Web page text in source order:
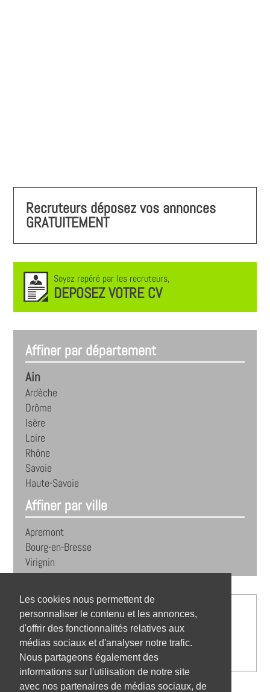
Les cookies nous permettent de
personnaliser le contenu et les annonces,
d'offrir des fonctionnalités relatives aux
médias sociaux et d'analyser notre trafic.
Nous partageons également des
informations sur l'utilisation de notre site
avec nos partenaires de médias sociaux, de
Recruteurs déposez vos annonces
GRATUITEMENT
Soyez repéré par les recruteurs,
DEPOSEZ VOTRE CV
Affiner par département
Ain
Ardèche
Drôme
Isère
Loire
Rhône
Savoie
Haute-Savoie
Affiner par ville
Apremont
Bourg-en-Bresse
Virignin